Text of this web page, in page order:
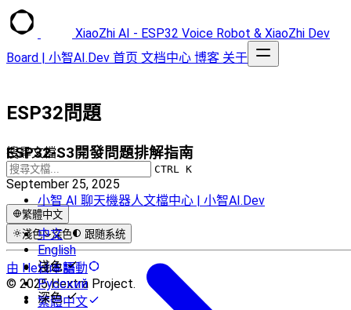
XiaoZhi AI - ESP32 Voice Robot & XiaoZhi Dev
Board | 小智AI.Dev 首页 文档中心 博客 关于
搜尋文檔...
CTRL K
小智 AI 聊天機器人文檔中心 | 小智AI.Dev
ESP32問題
ESP32-S3開發問題排解指南
September 25, 2025
繁體中文
中文
English
日本語
Русский
繁體中文
淺色 深色 跟随系统
淺色
深色
由 Hextra 驅動
© 2025 Hextra Project.